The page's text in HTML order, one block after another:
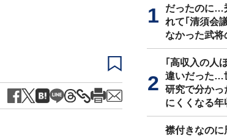
だったのに…
れて｢清須会
なかった武将
｢高収入の人
違いだった…
研究で分かっ
にくくなる年
襟付きなのに